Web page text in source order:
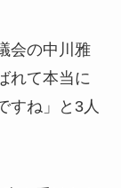
会の中川雅
れて本当に
すね」と3人